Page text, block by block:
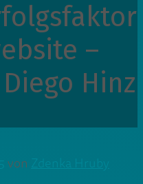
–
Hinz
von
Zdenka Hruby